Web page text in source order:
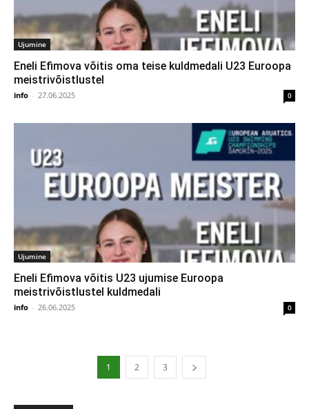
Ujumine
Eneli Efimova võitis oma teise kuldmedali U23 Euroopa
meistrivõistlustel
info - 27.06.2025 0
Ujumine
Eneli Efimova võitis U23 ujumise Euroopa
meistrivõistlustel kuldmedali
info - 26.06.2025 0
1 2 3